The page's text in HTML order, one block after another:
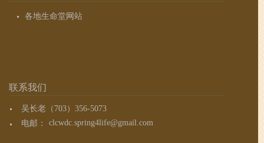
各地生命堂网站
联系我们
吴长老（703）356-5073
电邮：
clcwdc.spring4life@gmail.com